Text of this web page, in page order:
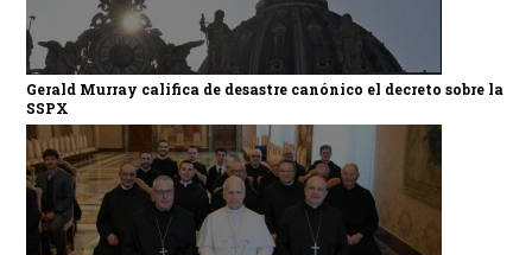
Gerald Murray califica de desastre canónico el decreto sobre la
SSPX